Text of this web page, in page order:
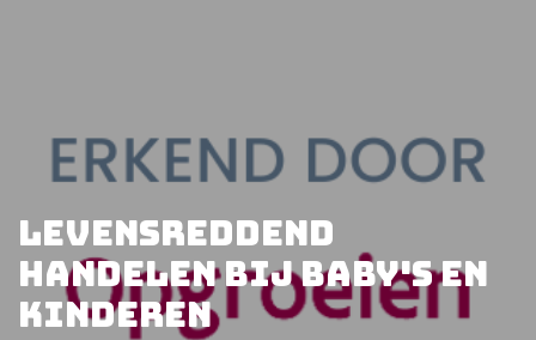
Levensreddend
handelen bij baby's en
kinderen